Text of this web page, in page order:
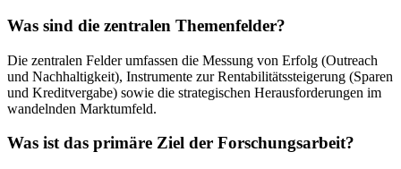
Was sind die zentralen Themenfelder?
Die zentralen Felder umfassen die Messung von Erfolg (Outreach
und Nachhaltigkeit), Instrumente zur Rentabilitätssteigerung (Sparen
und Kreditvergabe) sowie die strategischen Herausforderungen im
wandelnden Marktumfeld.
Was ist das primäre Ziel der Forschungsarbeit?